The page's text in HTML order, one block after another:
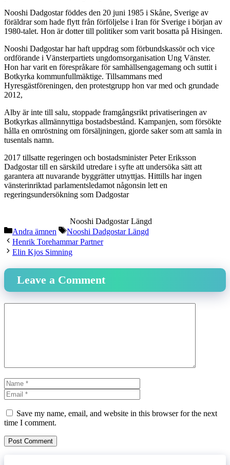
Nooshi Dadgostar föddes den 20 juni 1985 i Skåne, Sverige av
föräldrar som hade flytt från förföljelse i Iran för Sverige i början av
1980-talet. Hon är dotter till politiker som varit bosatta på Hisingen.
Nooshi Dadgostar har haft uppdrag som förbundskassör och vice
ordförande i Vänsterpartiets ungdomsorganisation Ung Vänster.
Hon har varit en förespråkare för samhällsengagemang och suttit i
Botkyrka kommunfullmäktige. Tillsammans med
Hyresgästföreningen, den protestgrupp hon var med och grundade
2012,
Alby är inte till salu, stoppade framgångsrikt privatiseringen av
Botkyrkas allmännyttiga bostadsbestånd. Kampanjen, som försökte
hålla en omröstning om försäljningen, gjorde saker som att samla in
tusentals namn.
2017 tillsatte regeringen och bostadsminister Peter Eriksson
Dadgostar till en särskild utredare i syfte att undersöka sätt att
garantera att nuvarande byggrätter utnyttjas. Hittills har ingen
vänsterinriktad parlamentsledamot någonsin lett en
regeringsundersökning som Dadgostar
Nooshi Dadgostar Längd
Categories
Andra ämnen Tags
Nooshi Dadgostar Längd
Henrik Torehammar Partner
Elin Kjos Simning
Leave a Comment
Name
Save my name, email, and website in this browser for the next
time I comment.